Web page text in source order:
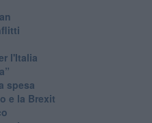
l'Italia
spesa
e la Brexit